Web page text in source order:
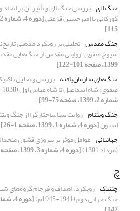
جنگ لای بررسی جنگ لای و تأثیر آن بر اتحاد
گورکانی با امیرحسین قزغنی
115]
جنگ مقدس تحلیلی بر رویکرد مذهبی
شیوخ صفوی؛ روایتی مقدس از جنگ‌هایی
1399، صفحه 101-122]
جنگ‌های سازمان‌یافته بررسی و تحلیل
صفوی؛ شاه اسماعیل تا شاه عباس اول (1038-907 ق.)
شماره 2، 1399، صفحه 75-99]
جنگ‌ ویتنام روایت پساساختارگرا از جنگ
استون[دوره 4، شماره 1، 1399، صفحه 1-26]
جهانبانی عوامل موثر بر پیروزی قشون
(مرداد 1301) [دوره 4، شماره 3، 1399، صفحه 55-73]
چ
چتنیک رویکرد، اهداف و فرجام گروه‌های
جنگ جهانی دوم (1941-1945م)